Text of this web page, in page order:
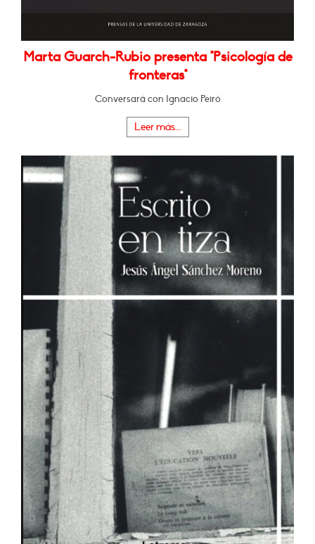
Marta Guarch-Rubio presenta "Psicología de
fronteras"
Conversará con Ignacio Peiró
Leer más...